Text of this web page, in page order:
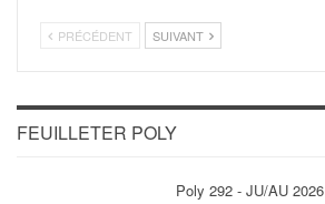
PRÉCÉDENT SUIVANT
FEUILLETER POLY
Poly 292 - JU/AU 2026